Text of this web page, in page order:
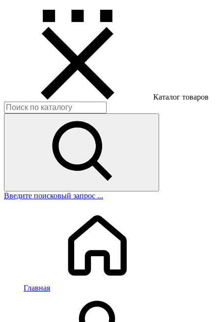
Каталог товаров
Введите поисковый запрос ...
Главная